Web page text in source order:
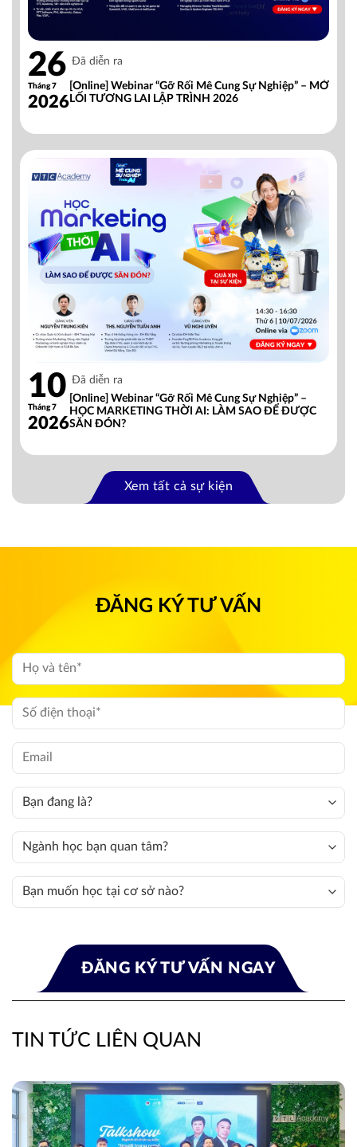
26
Tháng 7
2026
Đã diễn ra
[Online] Webinar “Gỡ Rối Mê Cung Sự Nghiệp” – MỞ
LỐI TƯƠNG LAI LẬP TRÌNH 2026
10
Tháng 7
2026
Đã diễn ra
[Online] Webinar “Gỡ Rối Mê Cung Sự Nghiệp” –
HỌC MARKETING THỜI AI: LÀM SAO ĐỂ ĐƯỢC
SĂN ĐÓN?
Xem tất cả sự kiện
ĐĂNG KÝ TƯ VẤN
TIN TỨC LIÊN QUAN